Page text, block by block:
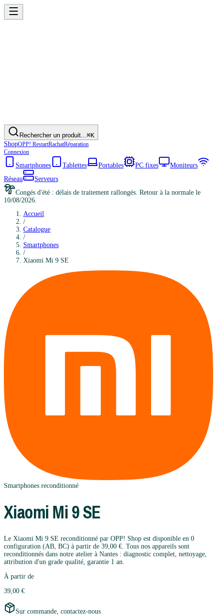
Rechercher un produit...⌘K
ShopOPP! RestartRachatRéparation
Connexion
Smartphones Tablettes Portables PC fixes
Moniteurs
Réseau
Serveurs
Congés d'été : délais de traitement rallongés. Retour à la normale le
10/08/2026.
Accueil
/
Catalogue
/
Smartphones
/
Xiaomi Mi 9 SE
Smartphones reconditionné
Xiaomi Mi 9 SE
Le Xiaomi Mi 9 SE reconditionné par OPP! Shop est disponible en 0
configuration (AB, BC) à partir de 39,00 €. Tous nos appareils sont
reconditionnés dans notre atelier à Nantes : diagnostic complet, nettoyage,
attribution d'un grade qualité, garantie 1 an.
À partir de
39,00 €
Sur commande, contactez-nous